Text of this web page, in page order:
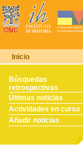
Inicio
Búsquedas
retrospectivas
Últimas noticias
Actividades en curso
Añadir noticias